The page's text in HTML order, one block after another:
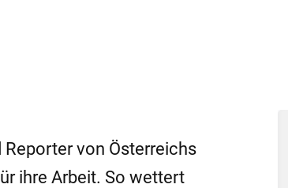
von Österreichs
ihre Arbeit. So wettert